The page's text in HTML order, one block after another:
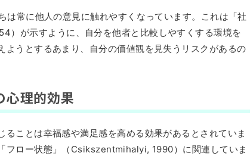
は常に他人の意見に触れやすくなっています。これは「社
）が示すように、自分を他者と比較しやすくする環境を
ようとするあまり、自分の価値観を見失うリスクがあるの
心理的効果
ることは幸福感や満足感を高める効果があるとされていま
フロー状態」（Csikszentmihalyi, 1990）に関連していま